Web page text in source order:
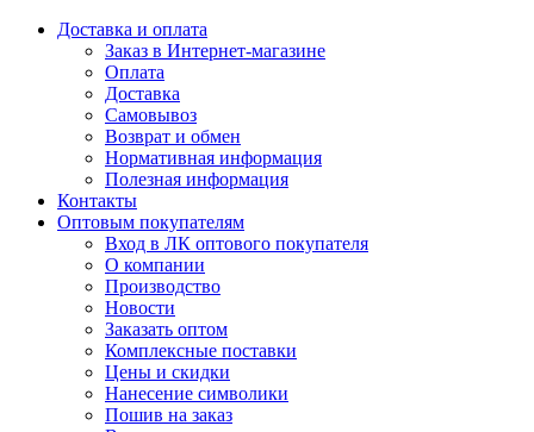
Доставка и оплата
Заказ в Интернет-магазине
Оплата
Доставка
Самовывоз
Возврат и обмен
Нормативная информация
Полезная информация
Контакты
Оптовым покупателям
Вход в ЛК оптового покупателя
О компании
Производство
Новости
Заказать оптом
Комплексные поставки
Цены и скидки
Нанесение символики
Пошив на заказ